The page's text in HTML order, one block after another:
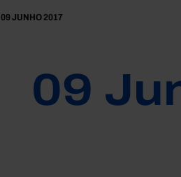
09 JUNHO 2017
09